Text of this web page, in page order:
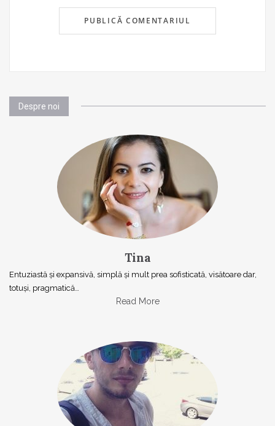
Despre noi
Tina
Entuziastă şi expansivă, simplă şi mult prea sofisticată, visătoare dar,
totuşi, pragmatică…
Read More